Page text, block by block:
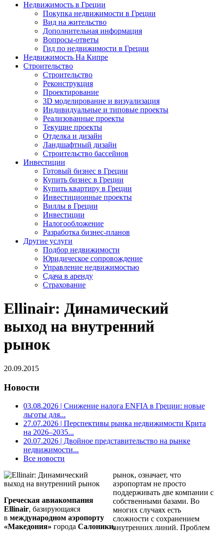
Недвижимость в Греции
Покупка недвижимости в Греции
Вид на жительство
Дополнительная информация
Вопросы-ответы
Гид по недвижимости в Греции
Недвижимость На Кипре
Строительство
Строительство
Реконструкция
Проектирование
3D моделирование и визуализация
Индивидуальные и типовые проекты
Реализованные проекты
Текущие проекты
Отделка и дизайн
Ландшафтный дизайн
Строительство бассейнов
Инвестиции
Готовый бизнес в Греции
Купить бизнес в Греции
Купить квартиру в Греции
Инвестиционные проекты
Виллы в Греции
Инвестиции
Налогообложение
Разработка бизнес-планов
Другие услуги
Подбор недвижимости
Юридическое сопровождение
Управление недвижимостью
Сдача в аренду
Страхование
Ellinair: Динамический
выход на внутренний
рынок
20.09.2015
Новости
03.08.2026 | Снижение налога ENFIA в Греции: новые
льготы для...
27.07.2026 | Перспективы рынка недвижимости Крита
на 2026–2035...
20.07.2026 | Двойное представительство на рынке
недвижимости...
Все новости
Греческая авиакомпания
Ellinair, базирующаяся
в международном аэропорту
«Македония» города Салоники,
рынок, означает, что
аэропортам не просто
поддерживать две компании с
собственными базами. Во
многих случаях есть
сложности с сохранением
внутренних линий. Проблем